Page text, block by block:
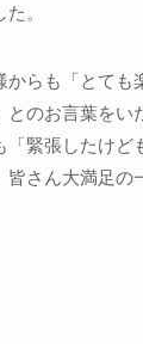
。
からも「とても
とのお言葉をい
緊張したけど
さん大満足の